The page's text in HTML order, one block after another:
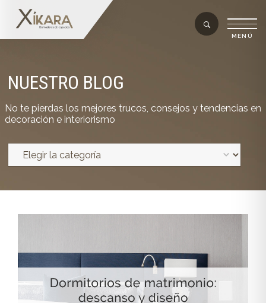
NUESTRO BLOG
No te pierdas los mejores trucos, consejos y tendencias en
decoración e interiorismo